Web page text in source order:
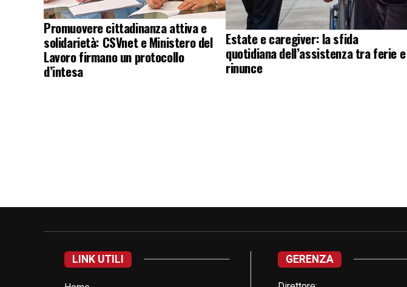
Promuovere cittadinanza attiva e
solidarietà: CSVnet e Ministero del
Lavoro firmano un protocollo
d’intesa
Estate e caregiver: la sfida
quotidiana dell’assistenza tra ferie e
rinunce
LINK UTILI GERENZA